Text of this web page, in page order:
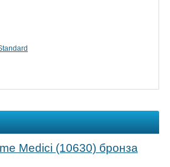
Medici (10630) бронза